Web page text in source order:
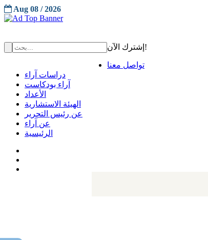
Aug 08 / 2026
إشترك الآن!
تواصل معنا
دراسات آراء
آراء بودكاست
الأعداد
الهيئة الاستشارية
عن رئيس التحرير
عن آراء
الرئيسية